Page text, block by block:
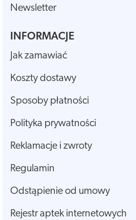
Newsletter
INFORMACJE
Jak zamawiać
Koszty dostawy
Sposoby płatności
Polityka prywatności
Reklamacje i zwroty
Regulamin
Odstąpienie od umowy
Rejestr aptek internetowych